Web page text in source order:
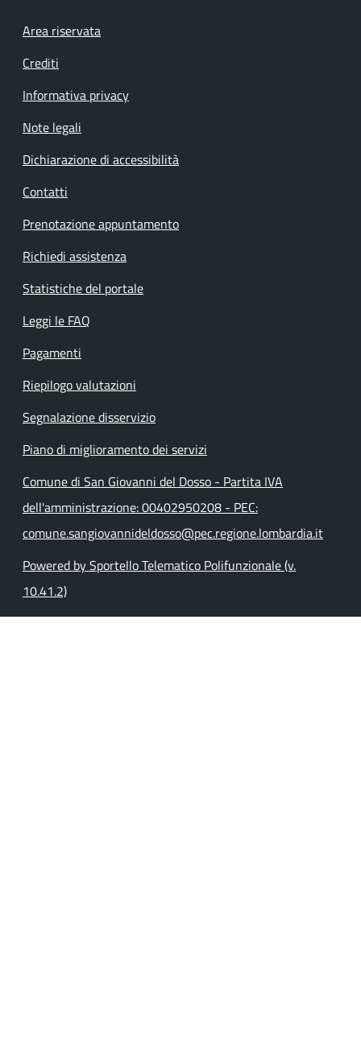
Footer menu
Area riservata
Crediti
Informativa privacy
Note legali
Dichiarazione di accessibilità
Contatti
Prenotazione appuntamento
Richiedi assistenza
Statistiche del portale
Leggi le FAQ
Pagamenti
Riepilogo valutazioni
Segnalazione disservizio
Piano di miglioramento dei servizi
Comune di San Giovanni del Dosso - Partita IVA
dell'amministrazione: 00402950208 - PEC:
comune.sangiovannideldosso@pec.regione.lombardia.it
Powered by Sportello Telematico Polifunzionale (v.
10.41.2)